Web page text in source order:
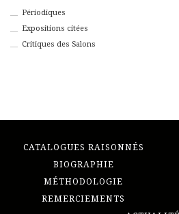
Périodiques
Expositions citées
Critiques des Salons
CATALOGUES RAISONNÉS
BIOGRAPHIE
MÉTHODOLOGIE
REMERCIEMENTS